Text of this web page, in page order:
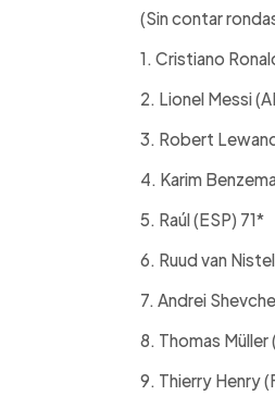
(Sin contar
1. Cristiano
2. Lionel Messi
3. Robert
4. Karim
5. Raúl (ESP) 71*
6. Ruud van
7. Andrei
8. Thomas
9. Thierry Henry